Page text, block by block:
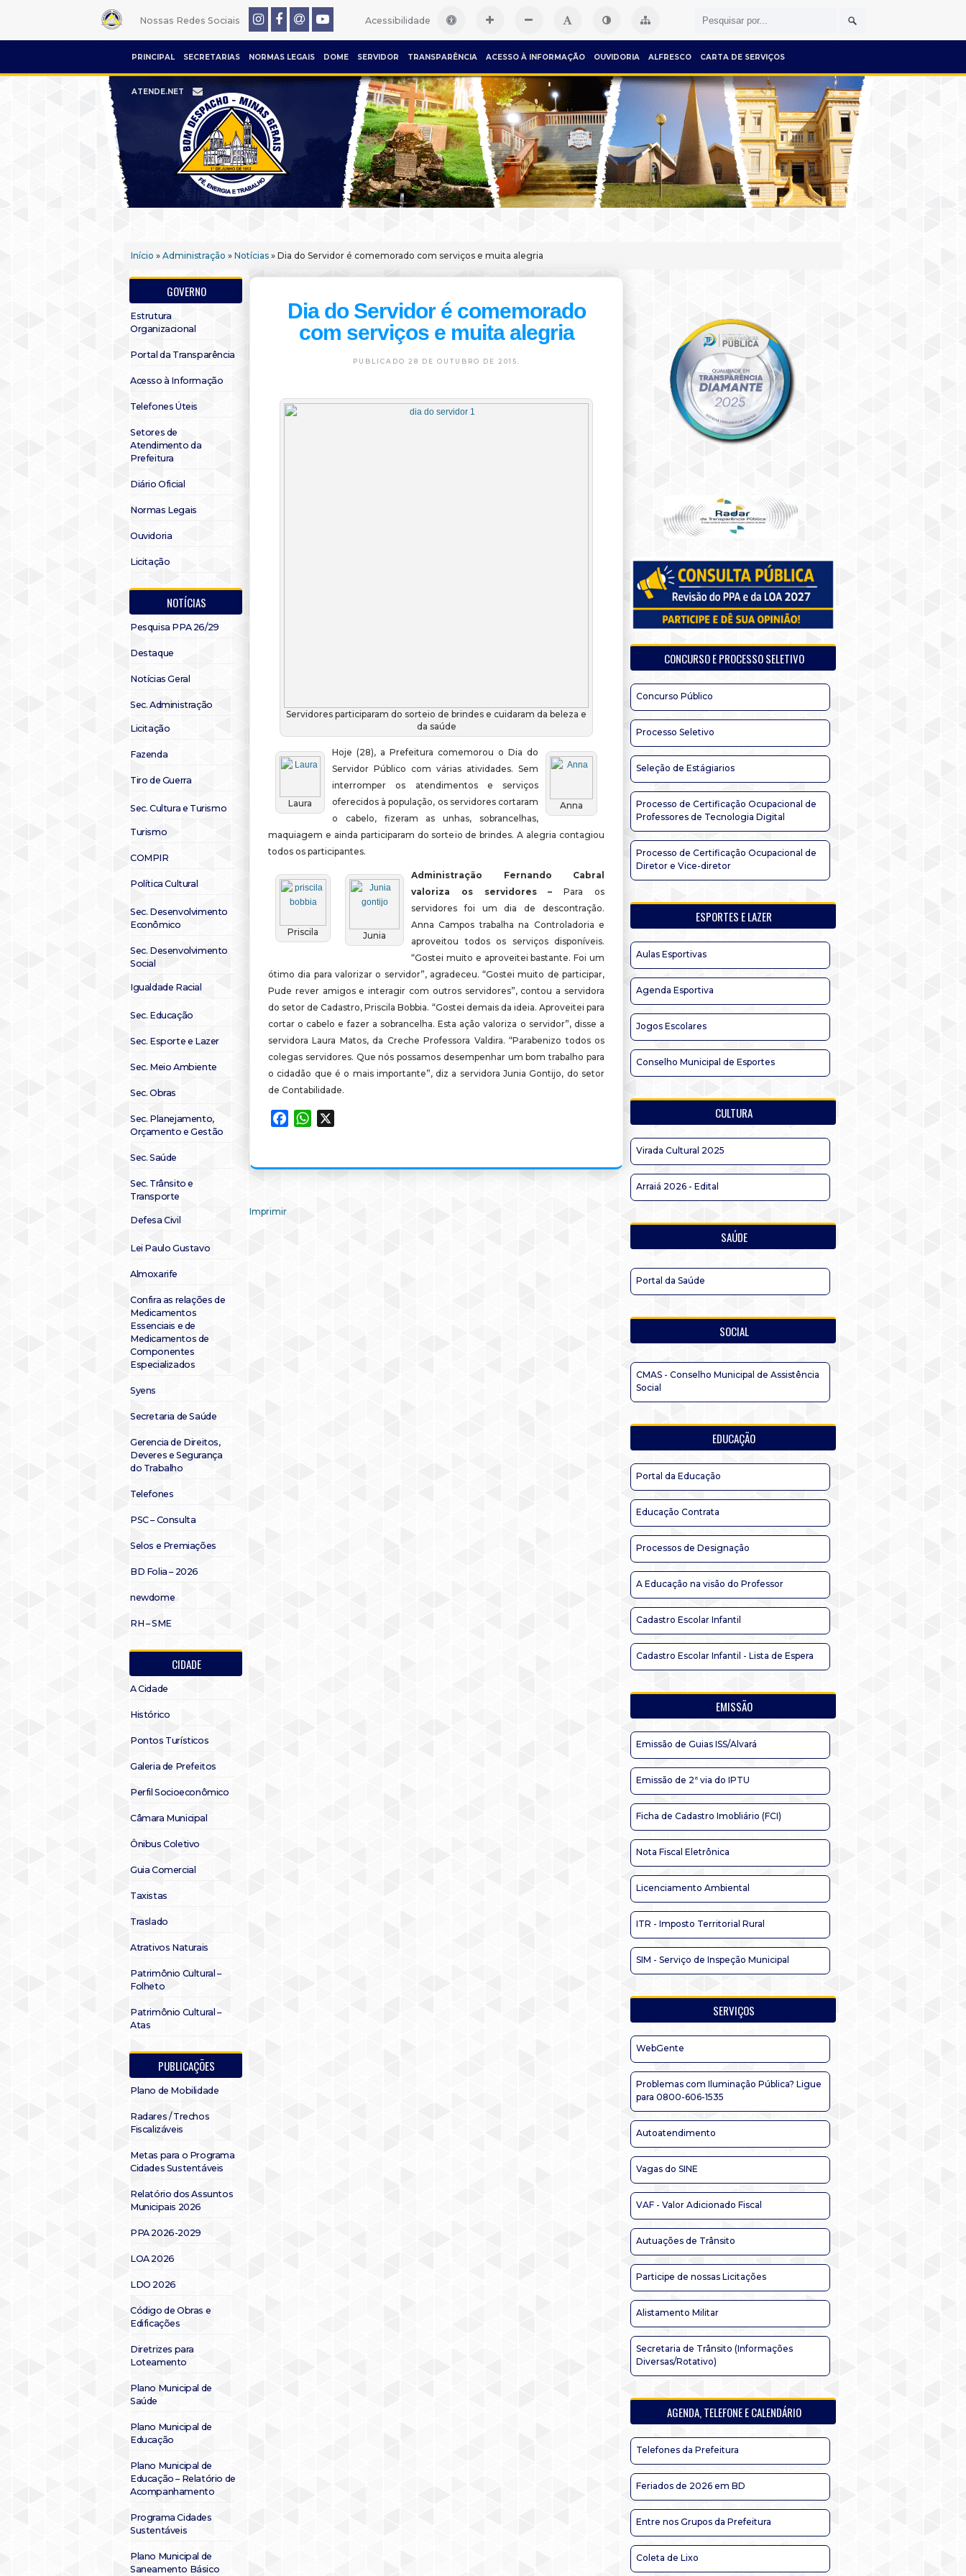
Nossas Redes Sociais Acessibilidade
PRINCIPAL SECRETARIAS NORMAS LEGAIS DOME SERVIDOR TRANSPARÊNCIA ACESSO À INFORMAÇÃO OUVIDORIA ALFRESCO CARTA DE SERVIÇOS
ATENDE.NET
Início » Administração » Notícias » Dia do Servidor é comemorado com serviços e muita alegria
GOVERNO
Estrutura
Organizacional
Portal da Transparência
Acesso à Informação
Telefones Úteis
Setores de
Atendimento da
Prefeitura
Diário Oficial
Normas Legais
Ouvidoria
Licitação
NOTÍCIAS
Pesquisa PPA 26/29
Destaque
Notícias Geral
Sec. Administração
Licitação
Fazenda
Tiro de Guerra
Sec. Cultura e Turismo
Turismo
COMPIR
Política Cultural
Sec. Desenvolvimento
Econômico
Sec. Desenvolvimento
Social
Igualdade Racial
Sec. Educação
Sec. Esporte e Lazer
Sec. Meio Ambiente
Sec. Obras
Sec. Planejamento,
Orçamento e Gestão
Sec. Saúde
Sec. Trânsito e
Transporte
Defesa Civil
Lei Paulo Gustavo
Almoxarife
Confira as relações de
Medicamentos
Essenciais e de
Medicamentos de
Componentes
Especializados
Syens
Secretaria de Saúde
Gerencia de Direitos,
Deveres e Segurança
do Trabalho
Telefones
PSC – Consulta
Selos e Premiações
BD Folia – 2026
newdome
RH – SME
CIDADE
A Cidade
Histórico
Pontos Turísticos
Galeria de Prefeitos
Perfil Socioeconômico
Câmara Municipal
Ônibus Coletivo
Guia Comercial
Taxistas
Traslado
Atrativos Naturais
Patrimônio Cultural –
Folheto
Patrimônio Cultural –
Atas
PUBLICAÇÕES
Plano de Mobilidade
Radares / Trechos
Fiscalizáveis
Metas para o Programa
Cidades Sustentáveis
Relatório dos Assuntos
Municipais 2026
PPA 2026-2029
LOA 2026
LDO 2026
Código de Obras e
Edificações
Diretrizes para
Loteamento
Plano Municipal de
Saúde
Plano Municipal de
Educação
Plano Municipal de
Educação – Relatório de
Acompanhamento
Programa Cidades
Sustentáveis
Plano Municipal de
Saneamento Básico
Dia do Servidor é comemorado
com serviços e muita alegria
PUBLICADO 28 DE OUTUBRO DE 2015.
Servidores participaram do sorteio de brindes e cuidaram da beleza e
da saúde
Anna
Laura
Hoje (28), a Prefeitura comemorou o Dia do
Servidor Público com várias atividades. Sem
interromper os atendimentos e serviços
oferecidos à população, os servidores cortaram
o cabelo, fizeram as unhas, sobrancelhas,
maquiagem e ainda participaram do sorteio de brindes. A alegria contagiou
todos os participantes.
Priscila Junia
Administração Fernando Cabral
valoriza os servidores – Para os
servidores foi um dia de descontração.
Anna Campos trabalha na Controladoria e
aproveitou todos os serviços disponíveis.
“Gostei muito e aproveitei bastante. Foi um
ótimo dia para valorizar o servidor”, agradeceu. “Gostei muito de participar,
Pude rever amigos e interagir com outros servidores”, contou a servidora
do setor de Cadastro, Priscila Bobbia. “Gostei demais da ideia. Aproveitei para
cortar o cabelo e fazer a sobrancelha. Esta ação valoriza o servidor”, disse a
servidora Laura Matos, da Creche Professora Valdira. “Parabenizo todos os
colegas servidores. Que nós possamos desempenhar um bom trabalho para
o cidadão que é o mais importante”, diz a servidora Junia Gontijo, do setor
de Contabilidade.
FacebookWhatsApp
Imprimir
CONCURSO E PROCESSO SELETIVO
Concurso Público
Processo Seletivo
Seleção de Estágiarios
Processo de Certificação Ocupacional de
Professores de Tecnologia Digital
Processo de Certificação Ocupacional de
Diretor e Vice-diretor
ESPORTES E LAZER
Aulas Esportivas
Agenda Esportiva
Jogos Escolares
Conselho Municipal de Esportes
CULTURA
Virada Cultural 2025
Arraiá 2026 - Edital
SAÚDE
Portal da Saúde
SOCIAL
CMAS - Conselho Municipal de Assistência
Social
EDUCAÇÃO
Portal da Educação
Educação Contrata
Processos de Designação
A Educação na visão do Professor
Cadastro Escolar Infantil
Cadastro Escolar Infantil - Lista de Espera
EMISSÃO
Emissão de Guias ISS/Alvará
Emissão de 2ª via do IPTU
Ficha de Cadastro Imobliário (FCI)
Nota Fiscal Eletrônica
Licenciamento Ambiental
ITR - Imposto Territorial Rural
SIM - Serviço de Inspeção Municipal
SERVIÇOS
WebGente
Problemas com Iluminação Pública? Ligue
para 0800-606-1535
Autoatendimento
Vagas do SINE
VAF - Valor Adicionado Fiscal
Autuações de Trânsito
Participe de nossas Licitações
Alistamento Militar
Secretaria de Trânsito (Informações
Diversas/Rotativo)
AGENDA, TELEFONE E CALENDÁRIO
Telefones da Prefeitura
Feriados de 2026 em BD
Entre nos Grupos da Prefeitura
Coleta de Lixo